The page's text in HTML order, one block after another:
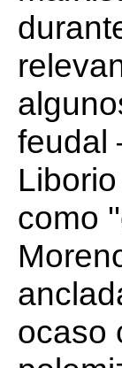
feudal
como
ocaso